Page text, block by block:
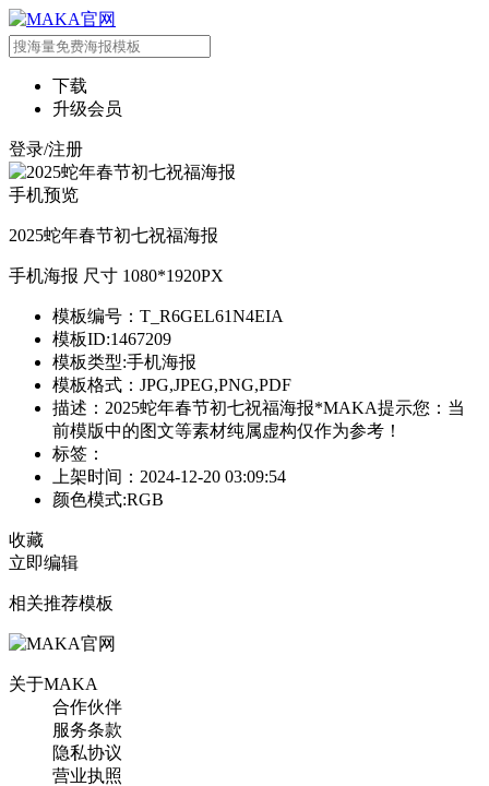
下载
升级会员
登录/注册
手机预览
2025蛇年春节初七祝福海报
手机海报 尺寸 1080*1920PX
模板编号：T_R6GEL61N4EIA
模板ID:1467209
模板类型:手机海报
模板格式：JPG,JPEG,PNG,PDF
描述：2025蛇年春节初七祝福海报*MAKA提示您：当
前模版中的图文等素材纯属虚构仅作为参考！
标签：
上架时间：2024-12-20 03:09:54
颜色模式:RGB
收藏
立即编辑
相关推荐模板
关于MAKA
合作伙伴
服务条款
隐私协议
营业执照